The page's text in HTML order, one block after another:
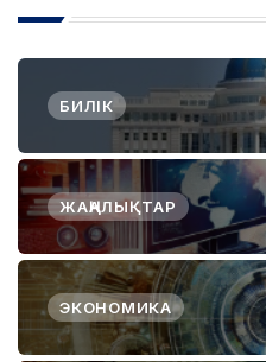
БИЛІК
ЖАҢАЛЫҚТАР
ЭКОНОМИКА